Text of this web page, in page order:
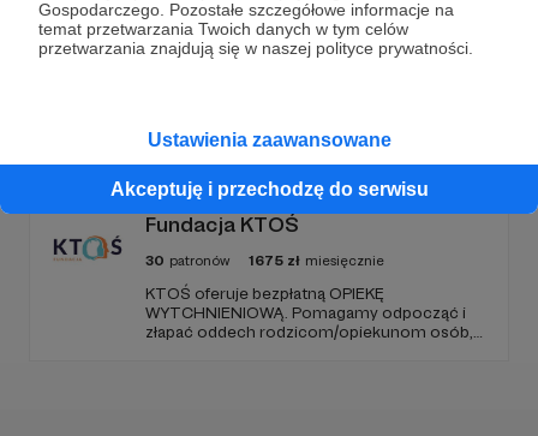
Gospodarczego. Pozostałe szczegółowe informacje na
temat przetwarzania Twoich danych w tym celów
przetwarzania znajdują się w naszej polityce prywatności.
Ustawienia zaawansowane
Akceptuję i przechodzę do serwisu
życie warte jest rozmowy
200 patronów 6460 zł miesięcznie
serwis, gdzie udzielana jest bezpłatnie i
kryzysie samobójczym, po próbie
samobójczej, w żałobie i dla osób, które chcą
pomóc.
Fundacja KTOŚ
30 patronów 1675 zł miesięcznie
KTOŚ oferuje bezpłatną OPIEKĘ
WYTCHNIENIOWĄ. Pomagamy odpocząć i
złapać oddech rodzicom/opiekunom osób,